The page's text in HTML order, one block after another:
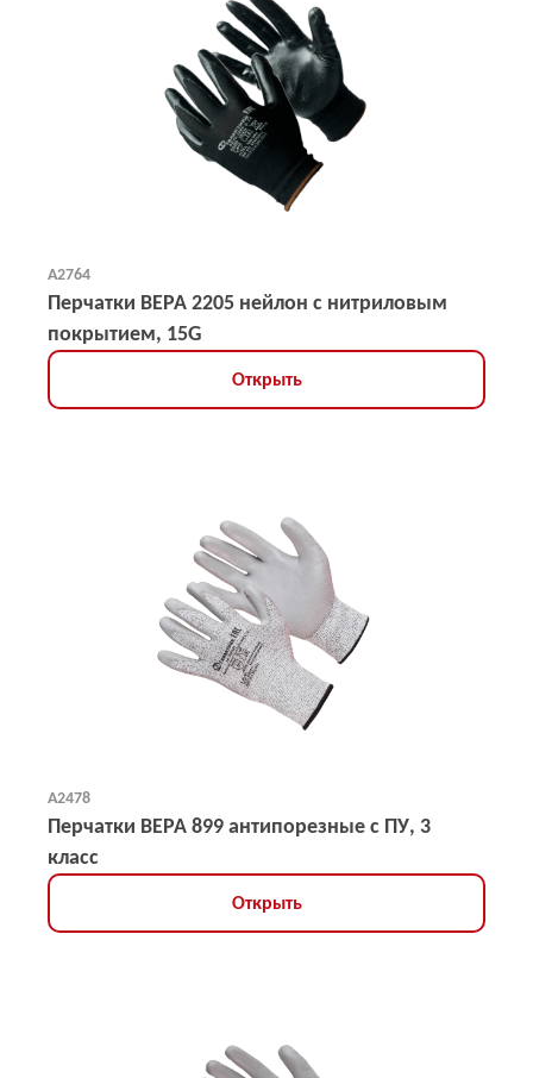
А2764
Перчатки ВЕРА 2205 нейлон с нитриловым
покрытием, 15G
Открыть
А2478
Перчатки ВЕРА 899 антипорезные с ПУ, 3
класс
Открыть